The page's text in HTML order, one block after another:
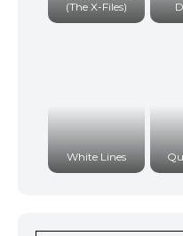
(The X-Files)
White Lines